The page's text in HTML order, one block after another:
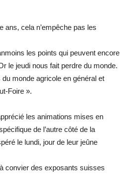
ans, cela n’empêche pas les
les points qui peuvent encore
le jeudi nous fait perdre du monde.
monde agricole en général et
Foire ».
les animations mises en
de l’autre côté de la
le lundi, jour de leur jeûne
convier des exposants suisses